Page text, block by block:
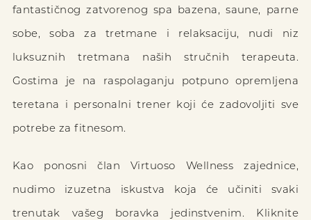
fantastičnog zatvorenog spa bazena, saune, parne
sobe, soba za tretmane i relaksaciju, nudi niz
luksuznih tretmana naših stručnih terapeuta.
Gostima je na raspolaganju potpuno opremljena
teretana i personalni trener koji će zadovoljiti sve
potrebe za fitnesom.
Kao ponosni član Virtuoso Wellness zajednice,
nudimo izuzetna iskustva koja će učiniti svaki
trenutak vašeg boravka jedinstvenim. Kliknite